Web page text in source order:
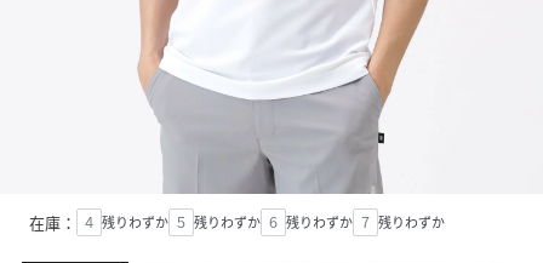
在庫： ４ 残りわずか ５ 残りわずか ６ 残りわずか ７ 残りわずか